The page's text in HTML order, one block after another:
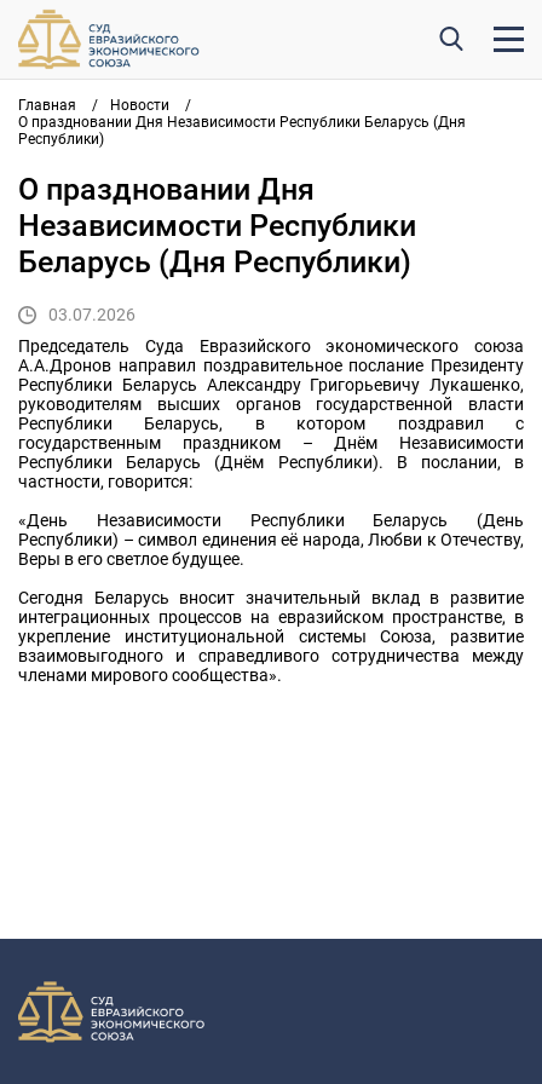
Главная / Новости
/
О праздновании Дня Независимости Республики Беларусь (Дня
Республики)
О праздновании Дня
Независимости Республики
Беларусь (Дня Республики)
03.07.2026
Председатель Суда Евразийского экономического союза
А.А.Дронов направил поздравительное послание Президенту
Республики Беларусь Александру Григорьевичу Лукашенко,
руководителям высших органов государственной власти
Республики Беларусь, в котором поздравил с
государственным праздником – Днём Независимости
Республики Беларусь (Днём Республики). В послании, в
частности, говорится:
«День Независимости Республики Беларусь (День
Республики) – символ единения её народа, Любви к Отечеству,
Веры в его светлое будущее.
Сегодня Беларусь вносит значительный вклад в развитие
интеграционных процессов на евразийском пространстве, в
укрепление институциональной системы Союза, развитие
взаимовыгодного и справедливого сотрудничества между
членами мирового сообщества».